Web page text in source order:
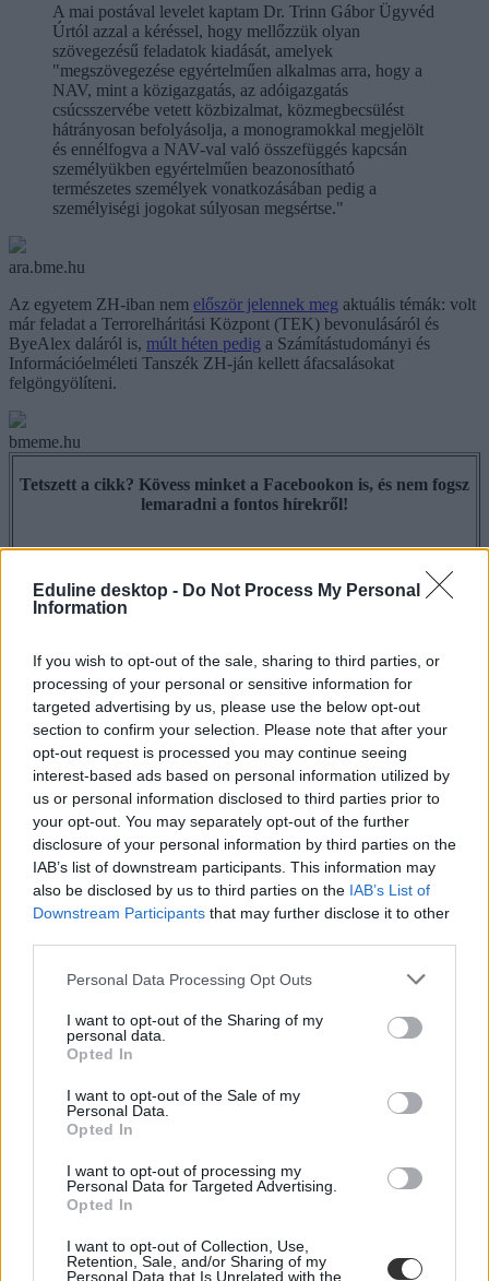
Eduline desktop - Do Not Process My Personal
Information
If you wish to opt-out of the sale, sharing to third parties, or
processing of your personal or sensitive information for
targeted advertising by us, please use the below opt-out
section to confirm your selection. Please note that after your
opt-out request is processed you may continue seeing
interest-based ads based on personal information utilized by
us or personal information disclosed to third parties prior to
your opt-out. You may separately opt-out of the further
disclosure of your personal information by third parties on the
IAB’s list of downstream participants. This information may
also be disclosed by us to third parties on the IAB’s List of
Downstream Participants that may further disclose it to other
Personal Data Processing Opt Outs
I want to opt-out of the Sharing of my
personal data.
Opted In
I want to opt-out of the Sale of my
Personal Data.
Opted In
I want to opt-out of processing my
Personal Data for Targeted Advertising.
Opted In
I want to opt-out of Collection, Use,
Retention, Sale, and/or Sharing of my
Personal Data that Is Unrelated with the
A mai postával levelet kaptam Dr. Trinn Gábor Ügyvéd
Úrtól azzal a kéréssel, hogy mellőzzük olyan
szövegezésű feladatok kiadását, amelyek
"megszövegezése egyértelműen alkalmas arra, hogy a
NAV, mint a közigazgatás, az adóigazgatás
csúcsszervébe vetett közbizalmat, közmegbecsülést
hátrányosan befolyásolja, a monogramokkal megjelölt
és ennélfogva a NAV-val való összefüggés kapcsán
személyükben egyértelműen beazonosítható
természetes személyek vonatkozásában pedig a
személyiségi jogokat súlyosan megsértse."
ara.bme.hu
Az egyetem ZH-iban nem először jelennek meg aktuális témák: volt
már feladat a Terrorelháritási Központ (TEK) bevonulásáról és
ByeAlex daláról is, múlt héten pedig a Számítástudományi és
Információelméleti Tanszék ZH-ján kellett áfacsalásokat
felgöngyölíteni.
bmeme.hu
Tetszett a cikk? Kövess minket a Facebookon is, és nem fogsz
lemaradni a fontos hírekről!
műegyetem
Nemzeti Adó- és Vámhivatal
bmeme
Vida Ildikó
Hozzászólások
helyette?
A kisiskolák tanárhiánya és a kisgimnáziumok elitképzővé válása
nem elszigetelt hibák, hanem a jelenlegi oktatási szerkezet
Gyarmathy Éva klinikai és neveléslélektani szakpszichológus,
egyetemi tanár szerint.
Kurucz-Gáspár Tünde
Dolgoznának az egyetem mellett, mégsem
levelezős hallgatót érinthet a szabály